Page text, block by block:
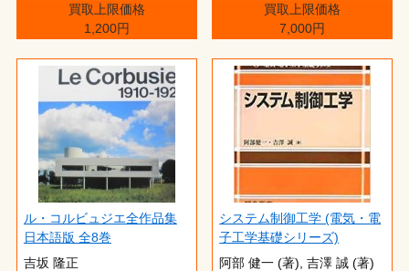
買取上限価格
1,200円
買取上限価格
7,000円
ル・コルビュジエ全作品集
日本語版 全8巻
吉坂 隆正
システム制御工学 (電気・電
子工学基礎シリーズ)
阿部 健一 (著),‎ 吉澤 誠 (著)